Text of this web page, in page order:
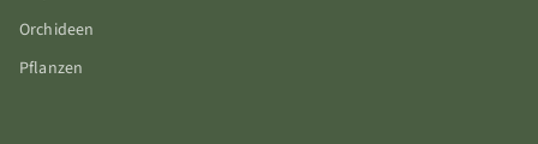
Orchideen
Pflanzen